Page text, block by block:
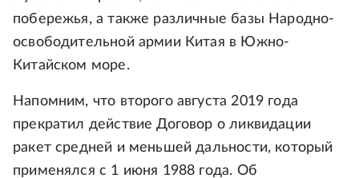
побережья, а также различные базы Народно-
освободительной армии Китая в Южно-
Китайском море.
Напомним, что второго августа 2019 года
прекратил действие Договор о ликвидации
ракет средней и меньшей дальности, который
применялся с 1 июня 1988 года. Об